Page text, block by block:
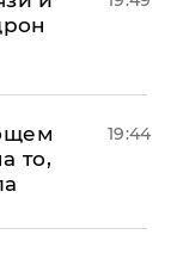
то,
19:44